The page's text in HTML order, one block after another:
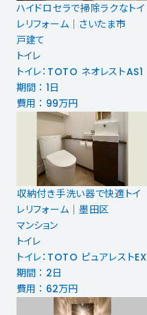
ハイドロセラで掃除ラクなトイ
レリフォーム｜さいたま市
戸建て
トイレ
トイレ：TOTO ネオレストAS1
期間 ： 1日
費用 ： 99万円
収納付き手洗い器で快適トイ
レリフォーム｜墨田区
マンション
トイレ
トイレ：TOTO ピュアレストEX
期間 ： 2日
費用 ： 62万円